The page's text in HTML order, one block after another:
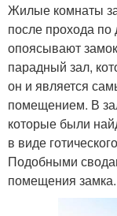
Жилые комнаты
после прохода
опоясывают
парадный зал,
он и является
помещением. В
которые были
в виде
Подобными
помещения замка.